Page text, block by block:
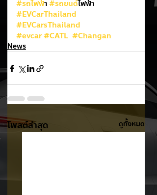
#รถไฟฟ้า #รถยนต์ไฟฟ้า
#EVCarThailand
#EVCarsThailand
#evcar#CATL #Changan
News
โพสต์ล่าสุด ดูทั้งหมด